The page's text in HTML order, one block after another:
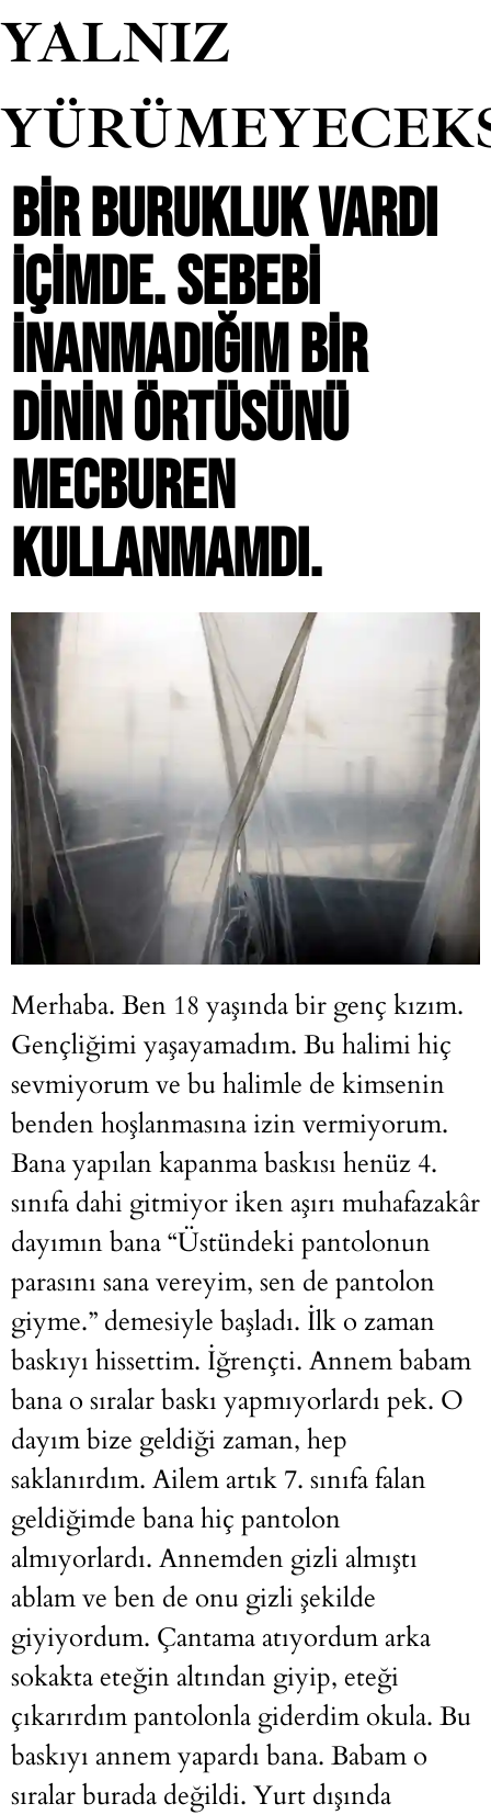
YALNIZ
BIR BURUKLUK VARDI
IÇIMDE. SEBEBI
INANMADIĞIM BIR
DININ ÖRTÜSÜNÜ
MECBUREN
KULLANMAMDI.
Merhaba. Ben 18 yaşında bir genç kızım.
Gençliğimi yaşayamadım. Bu halimi hiç
sevmiyorum ve bu halimle de kimsenin
benden hoşlanmasına izin vermiyorum.
Bana yapılan kapanma baskısı henüz 4.
sınıfa dahi gitmiyor iken aşırı muhafazakâr
dayımın bana “Üstündeki pantolonun
parasını sana vereyim, sen de pantolon
giyme.” demesiyle başladı. İlk o zaman
baskıyı hissettim. İğrençti. Annem babam
bana o sıralar baskı yapmıyorlardı pek. O
dayım bize geldiği zaman, hep
saklanırdım. Ailem artık 7. sınıfa falan
geldiğimde bana hiç pantolon
almıyorlardı. Annemden gizli almıştı
ablam ve ben de onu gizli şekilde
giyiyordum. Çantama atıyordum arka
sokakta eteğin altından giyip, eteği
çıkarırdım pantolonla giderdim okula. Bu
baskıyı annem yapardı bana. Babam o
sıralar burada değildi. Yurt dışında